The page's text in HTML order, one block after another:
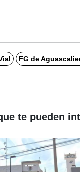
FG de
te pueden